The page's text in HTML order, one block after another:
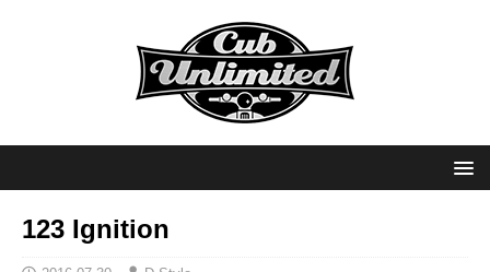
123 Ignition